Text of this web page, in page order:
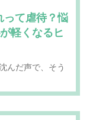
て虐待？悩
軽くなるヒ
んだ声で、そう